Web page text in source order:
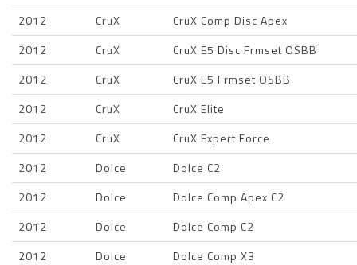
2012
CruX
CruX Comp Disc Apex
2012
CruX
CruX E5 Disc Frmset OSBB
2012
CruX
CruX E5 Frmset OSBB
2012
CruX
CruX Elite
2012
CruX
CruX Expert Force
2012
Dolce
Dolce C2
2012
Dolce
Dolce Comp Apex C2
2012
Dolce
Dolce Comp C2
2012
Dolce
Dolce Comp X3